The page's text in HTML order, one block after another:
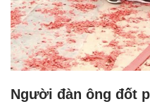
Người đàn ông đốt